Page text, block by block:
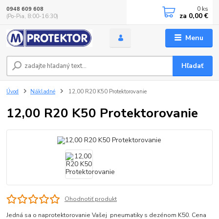
Menu
Hľadať
0948 609 608
(Po-Pia, 8:00-16:30)
0 ks
za 0,00 €
Úvod Nákladné 12,00 R20 K50 Protektorovanie
12,00 R20 K50 Protektorovanie
Ohodnotiť produkt
Jedná sa o naprotektorovanie Vašej pneumatiky s dezénom K50. Cena